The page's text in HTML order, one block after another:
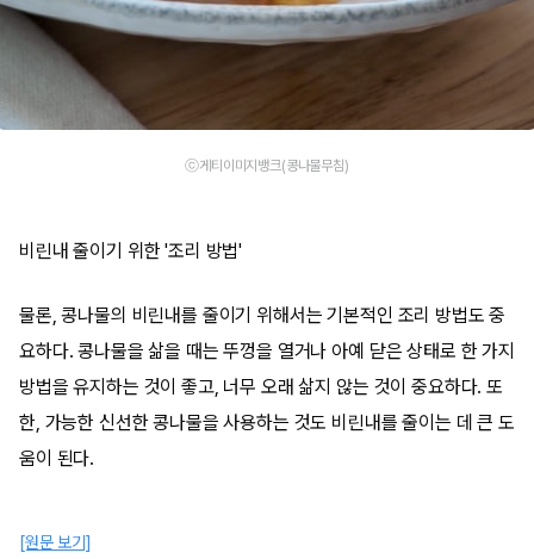
ⓒ게티이미지뱅크(콩나물무침)
비린내 줄이기 위한 '조리 방법'
물론, 콩나물의 비린내를 줄이기 위해서는 기본적인 조리 방법도 중
요하다. 콩나물을 삶을 때는 뚜껑을 열거나 아예 닫은 상태로 한 가지
방법을 유지하는 것이 좋고, 너무 오래 삶지 않는 것이 중요하다. 또
한, 가능한 신선한 콩나물을 사용하는 것도 비린내를 줄이는 데 큰 도
움이 된다.
[원문 보기]